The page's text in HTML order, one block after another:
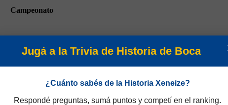
Campeonato
Torneo Nacional 1984
Jugá a la Trivia de Historia de Boca
¿Cuánto sabés de la Historia Xeneize?
Respondé preguntas, sumá puntos y competí en el ranking.